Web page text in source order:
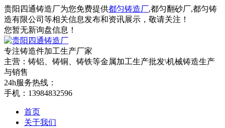
贵阳四通铸造厂为您免费提供都匀铸造厂,都匀翻砂厂,都匀铸
造有限公司等相关信息发布和资讯展示，敬请关注！
您暂无新询盘信息！
专注铸造件加工生产厂家
主营：铸铝、铸铜、铸铁等金属加工生产批发\机械铸造生产
与销售
24h服务热线：
手机：13984832596
首页
关于我们